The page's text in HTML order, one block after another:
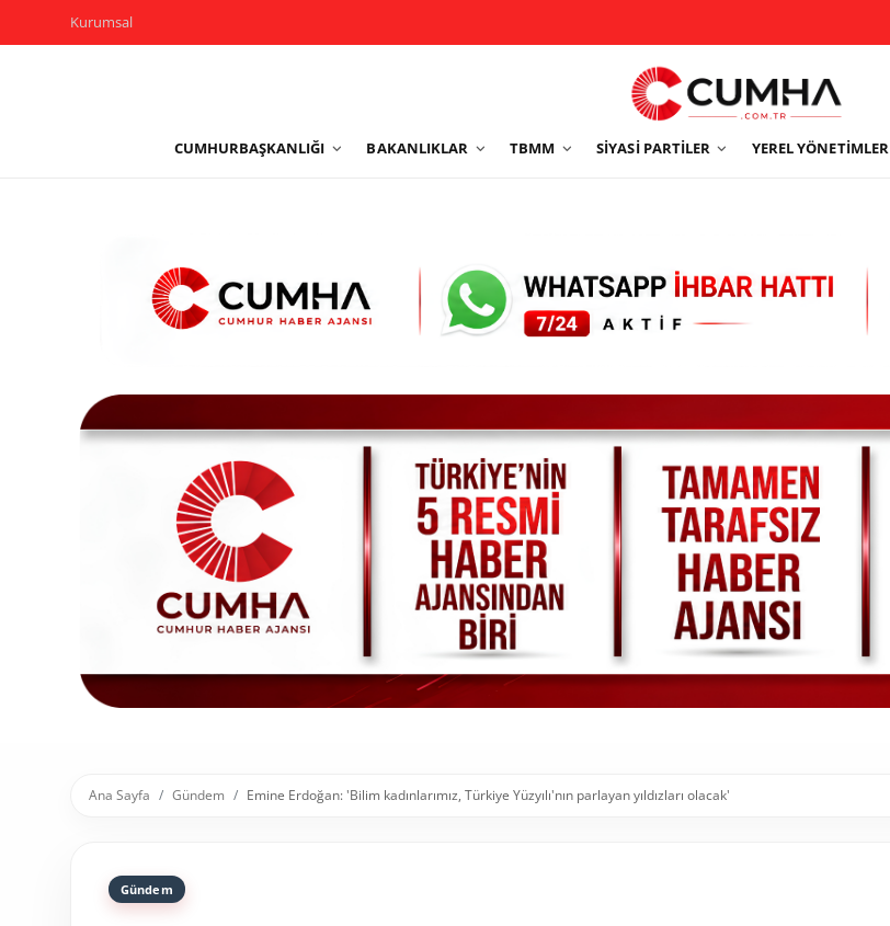
Kurumsal
CUMHURBAŞKANLIĞI BAKANLIKLAR TBMM SIYASI PARTILER YEREL YÖNETIMLER
Yerel Yönetimler
Sivil Toplum Kuruluşları
Kamu Kurumları ve Üst Kurullar
Resmi Reklamlar
Ana Sayfa Gündem Emine Erdoğan: 'Bilim kadınlarımız, Türkiye Yüzyılı'nın parlayan yıldızları olacak'
Gündem